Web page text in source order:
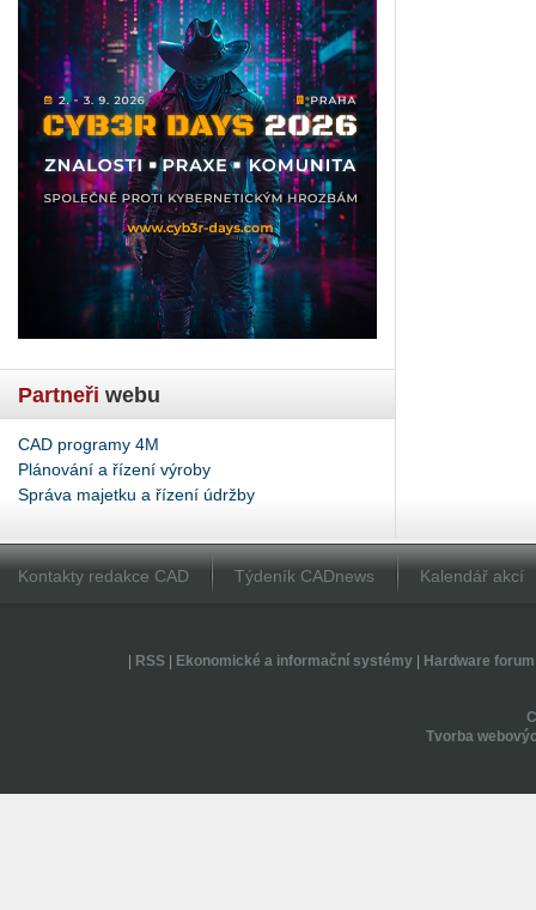
Partneři webu
CAD programy 4M
Plánování a řízení výroby
Správa majetku a řízení údržby
Kontakty redakce CAD Týdeník CADnews Kalendář akcí
RSS| Ekonomické a informační systémy| Hardware forum
Tvorba